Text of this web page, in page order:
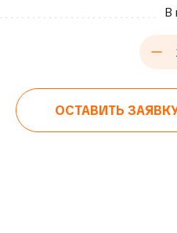
В
ОСТАВИТЬ